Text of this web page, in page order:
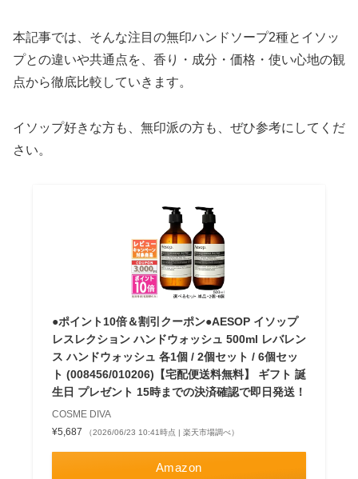
本記事では、そんな注目の無印ハンドソープ2種とイソッ
プとの違いや共通点を、香り・成分・価格・使い心地の観
点から徹底比較していきます。
イソップ好きな方も、無印派の方も、ぜひ参考にしてくだ
さい。
●ポイント10倍＆割引クーポン●AESOP イソップ
レスレクション ハンドウォッシュ 500ml レバレン
ス ハンドウォッシュ 各1個 / 2個セット / 6個セッ
ト (008456/010206)【宅配便送料無料】 ギフト 誕
生日 プレゼント 15時までの決済確認で即日発送！
COSME DIVA
¥5,687
（2026/06/23 10:41時点 | 楽天市場調べ）
Amazon